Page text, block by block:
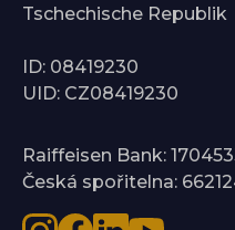
Tschechische Republik
ID: 08419230
UID: CZ08419230
Raiffeisen Bank:
Česká spořitelna: